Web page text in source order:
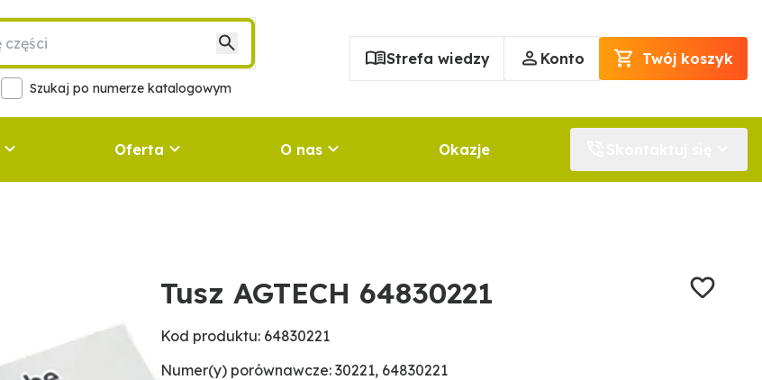
Szukaj po numerze katalogowym
Strefa wiedzy Konto Twój koszyk
Oferta O nas Okazje
Tusz AGTECH 64830221
Kod produktu: 64830221
Numer(y) porównawcze: 30221, 64830221